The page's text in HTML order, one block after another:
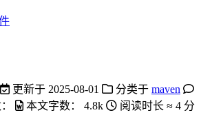
更新于 2025-08-01 分类于 maven
本文字数： 4.8k 阅读时长 ≈ 4 分